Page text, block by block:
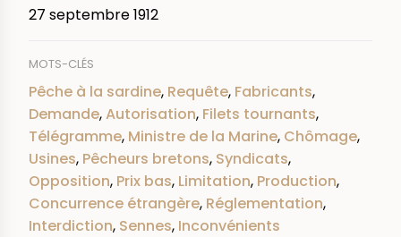
27 septembre 1912
MOTS-CLÉS
Pêche à la sardine, Requête, Fabricants,
Demande,Autorisation, Filets tournants,
Télégramme, Ministre de la Marine, Chômage,
Usines, Pêcheurs bretons, Syndicats,
Opposition, Prix bas, Limitation, Production,
Concurrence étrangère, Réglementation,
Interdiction, Sennes, Inconvénients